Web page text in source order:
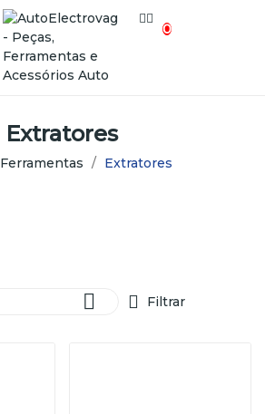
0
Extratores
Ferramentas Extratores
 Filtrar